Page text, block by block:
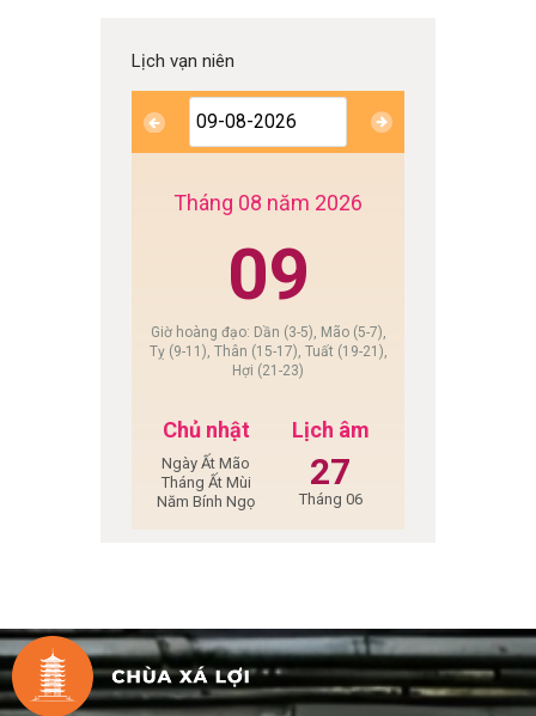
Lịch vạn niên
Tháng 08 năm 2026
09
Giờ hoàng đạo: Dần (3-5), Mão (5-7),
Tỵ (9-11), Thân (15-17), Tuất (19-21),
Hợi (21-23)
Chủ nhật
Ngày Ất Mão
Tháng Ất Mùi
Năm Bính Ngọ
Lịch âm
27
Tháng 06